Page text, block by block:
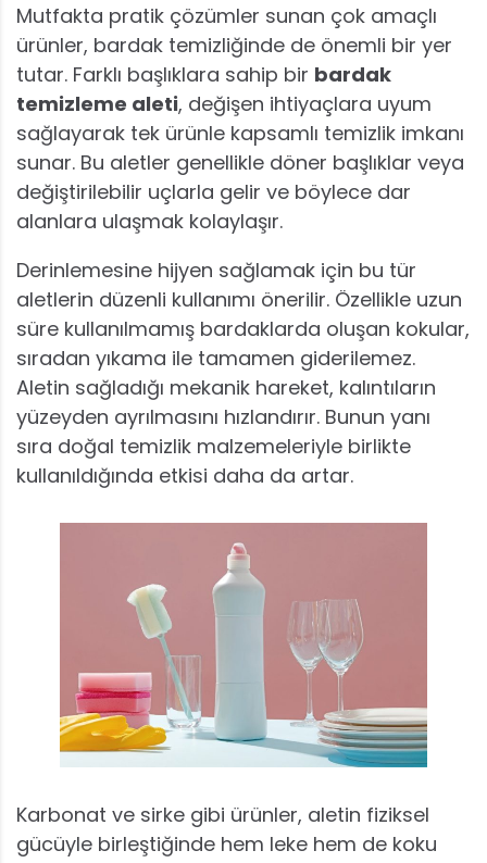
Mutfakta pratik çözümler sunan çok amaçlı
ürünler, bardak temizliğinde de önemli bir yer
tutar. Farklı başlıklara sahip bir bardak
temizleme aleti, değişen ihtiyaçlara uyum
sağlayarak tek ürünle kapsamlı temizlik imkanı
sunar. Bu aletler genellikle döner başlıklar veya
değiştirilebilir uçlarla gelir ve böylece dar
alanlara ulaşmak kolaylaşır.
Derinlemesine hijyen sağlamak için bu tür
aletlerin düzenli kullanımı önerilir. Özellikle uzun
süre kullanılmamış bardaklarda oluşan kokular,
sıradan yıkama ile tamamen giderilemez.
Aletin sağladığı mekanik hareket, kalıntıların
yüzeyden ayrılmasını hızlandırır. Bunun yanı
sıra doğal temizlik malzemeleriyle birlikte
kullanıldığında etkisi daha da artar.
Karbonat ve sirke gibi ürünler, aletin fiziksel
gücüyle birleştiğinde hem leke hem de koku